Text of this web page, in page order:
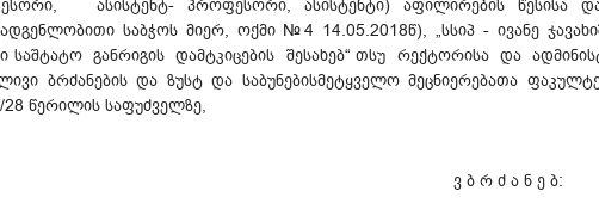
ასისტენტ- პროფესორი, ასისტენტი) აფილირების წესისა და
საბჭოს მიერ, ოქმი №4 14.05.2018წ), „სსიპ - ივანე
საშტატო განრიგის დამტკიცების შესახებ“ თსუ რექტორისა და
ბრძანების და ზუსტ და საბუნებისმეტყველო მეცნიერებათა
28 წერილის საფუძველზე,
ვ ბ რ ძ ა ნ ე ბ: